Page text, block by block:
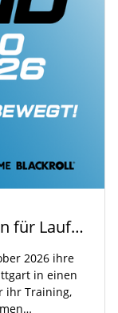
XOND Convention: Inspiration für Laufen, Fitness und Gesundheit
2026 ihre
in einen
ihr Training,